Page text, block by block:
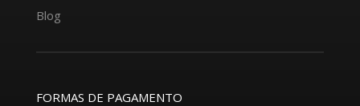
Blog
FORMAS DE PAGAMENTO